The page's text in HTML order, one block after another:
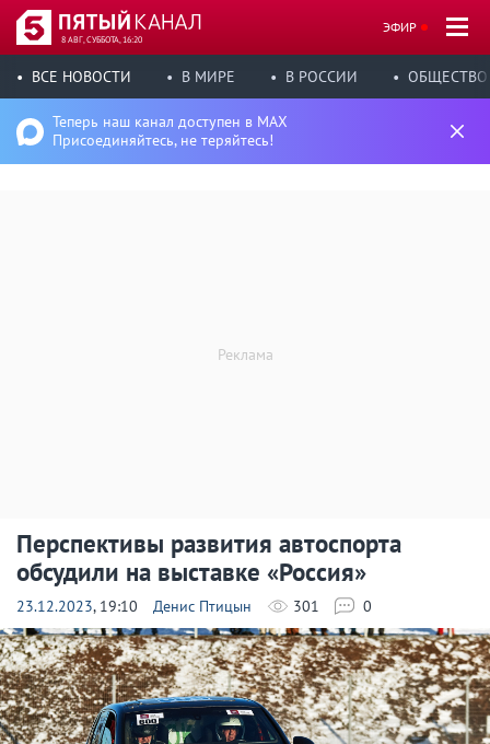
8 АВГ, СУББОТА, 16:20
ЭФИР
ВСЕ НОВОСТИ В МИРЕ В РОССИИ ОБЩЕСТВО
Теперь наш канал доступен в MAX
Присоединяйтесь, не теряйтесь!
Перспективы развития автоспорта
обсудили на выставке «Россия»
23.12.2023, 19:10 Денис Птицын 301 0